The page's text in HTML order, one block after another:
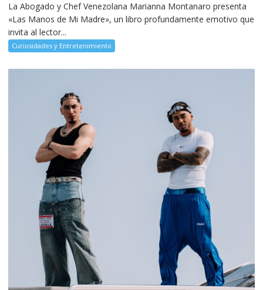
La Abogado y Chef Venezolana Marianna Montanaro presenta
«Las Manos de Mi Madre», un libro profundamente emotivo que
invita al lector...
Curiosidades y Entretenimiento